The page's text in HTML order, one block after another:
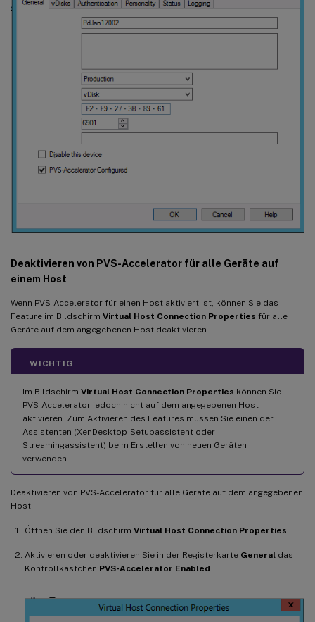
Deaktivieren von PVS-Accelerator für alle Geräte auf
einem Host
Wenn PVS-Accelerator für einen Host aktiviert ist, können Sie das
Feature im Bildschirm Virtual Host Connection Properties für alle
Geräte auf dem angegebenen Host deaktivieren.
WICHTIG
Im Bildschirm Virtual Host Connection Properties können Sie
PVS-Accelerator jedoch nicht auf dem angegebenen Host
aktivieren. Zum Aktivieren des Features müssen Sie einen der
Assistenten (XenDesktop-Setupassistent oder
Streamingassistent) beim Erstellen von neuen Geräten
verwenden.
Deaktivieren von PVS-Accelerator für alle Geräte auf dem angegebenen
Host
Öffnen Sie den Bildschirm Virtual Host Connection Properties.
Aktivieren oder deaktivieren Sie in der Registerkarte General das
Kontrollkästchen PVS-Accelerator Enabled.